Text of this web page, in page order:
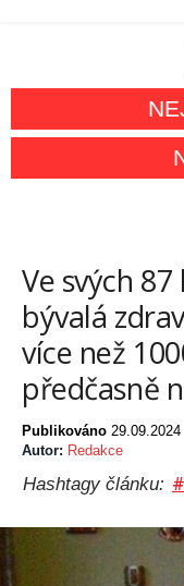
Ve svých
bývalá
více než
předčasně
Publikováno 29.09.2024
Autor: Redakce
Hashtagy článku: